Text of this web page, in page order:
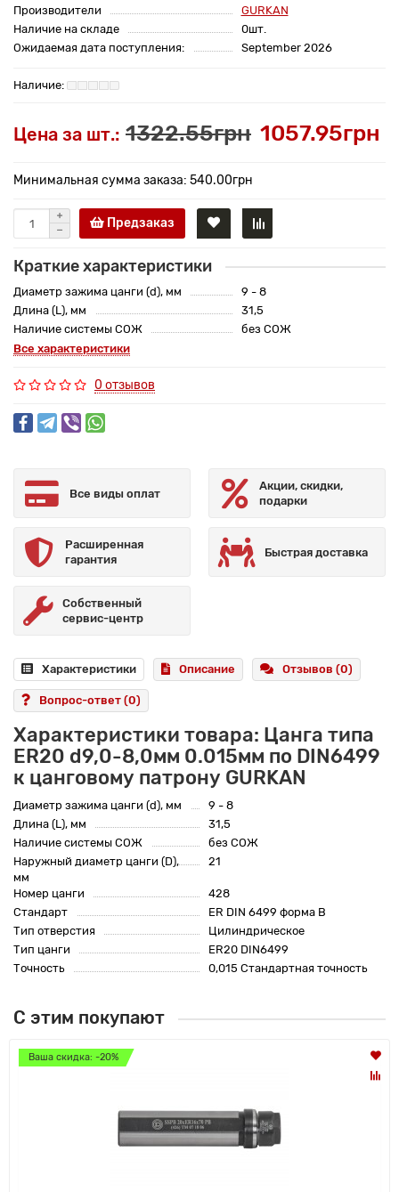
Производители
GURKAN
Наличие на складе
0шт.
Ожидаемая дата поступления:
September 2026
Цена за шт.: 1322.55грн 1057.95грн
Минимальная сумма заказа: 540.00грн
Предзаказ
Краткие характеристики
Диаметр зажима цанги (d), мм
9 - 8
Длина (L), мм
31,5
Наличие системы СОЖ
без СОЖ
Все характеристики
0 отзывов
Все виды оплат
Акции, скидки,
подарки
Расширенная
гарантия
Быстрая доставка
Собственный
сервис-центр
Характеристики Описание Отзывов (0)
Вопрос-ответ (0)
Характеристики товара: Цанга типа
ER20 d9,0-8,0мм 0.015мм по DIN6499
к цанговому патрону GURKAN
Диаметр зажима цанги (d), мм
9 - 8
Длина (L), мм
31,5
Наличие системы СОЖ
без СОЖ
Наружный диаметр цанги (D),
мм
21
Номер цанги
428
Стандарт
ER DIN 6499 форма B
Тип отверстия
Цилиндрическое
Тип цанги
ER20 DIN6499
Точность
0,015 Стандартная точность
С этим покупают
Ваша скидка: -20%